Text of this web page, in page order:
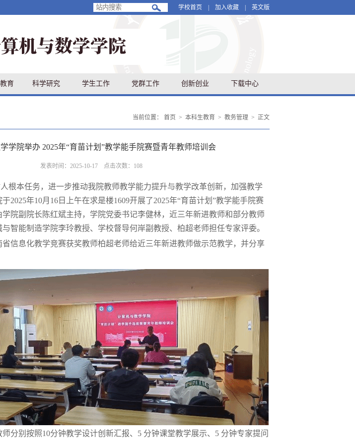
学校首页 加入收藏 英文版
育 科学研究 学生工作 党群工作 创新创业 下载中心
当前位置： 首页 > 本科生教育 > 教务管理 > 正文
学院举办 2025年“育苗计划”教学能手院赛暨青年教师培训会
发表时间：2025-10-17 点击次数： 108
根本任务，进一步推动我院教师教学能力提升与教学改革创新，加强教学
于2025年10月 16 日上午在求是楼1609开展了2025年“育苗计划”教学能手院赛
学院副院长陈红斌主持，学院党委书记李健林，近三年新进教师和部分教师
智能制造学院李玲教授、学校督导何岸副教授、柏超老师担任专家评委。
省信息化教学竞赛获奖教师柏超老师给近三年新进教师做示范教学，并分享
师分别按照10分钟教学设计创新汇报、 5 分钟课堂教学展示、5 分钟专家提问